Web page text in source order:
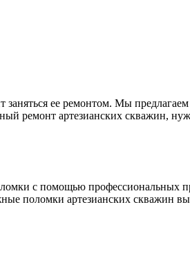
заняться ее ремонтом. Мы
ремонт артезианских скважин,
с помощью профессиональных
поломки артезианских скважин